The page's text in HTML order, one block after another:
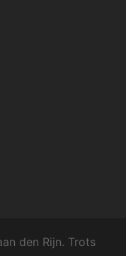
den Rijn. Trots